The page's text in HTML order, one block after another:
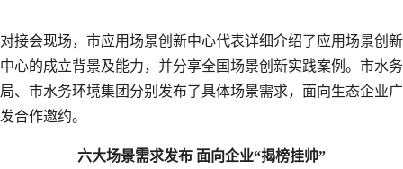
对接会现场，市应用场景创新中心代表详细介绍了应用场景创新
中心的成立背景及能力，并分享全国场景创新实践案例。市水务
局、市水务环境集团分别发布了具体场景需求，面向生态企业广
发合作邀约。
六大场景需求发布 面向企业“揭榜挂帅”